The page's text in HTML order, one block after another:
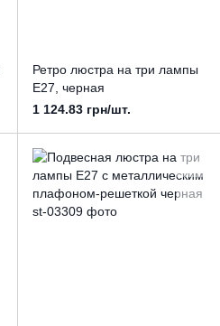
Ретро люстра на три лампы
Е27, черная
1 124.83 грн/шт.